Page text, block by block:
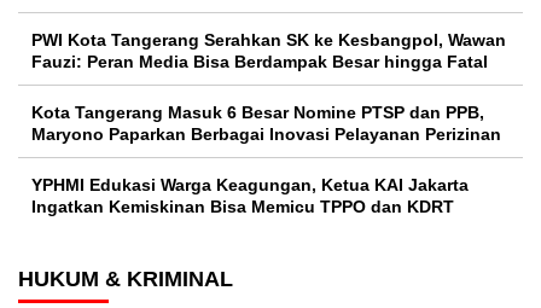
PWI Kota Tangerang Serahkan SK ke Kesbangpol, Wawan
Fauzi: Peran Media Bisa Berdampak Besar hingga Fatal
Kota Tangerang Masuk 6 Besar Nomine PTSP dan PPB,
Maryono Paparkan Berbagai Inovasi Pelayanan Perizinan
YPHMI Edukasi Warga Keagungan, Ketua KAI Jakarta
Ingatkan Kemiskinan Bisa Memicu TPPO dan KDRT
HUKUM & KRIMINAL